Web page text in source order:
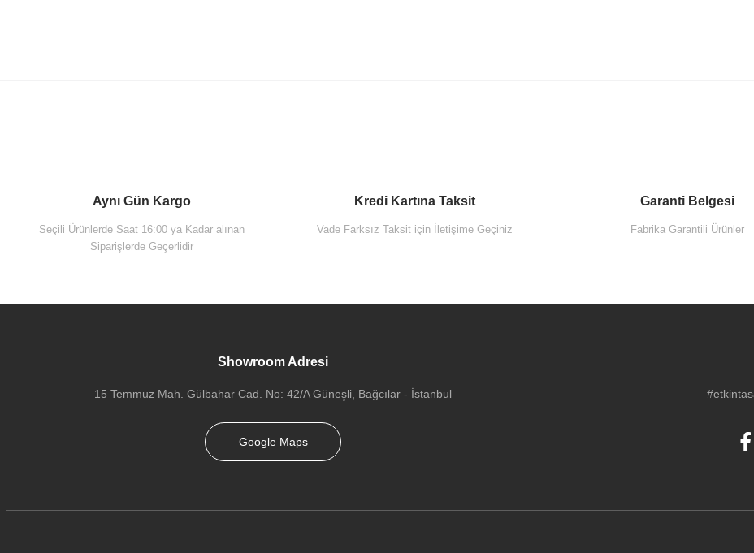
Aynı Gün Kargo
Seçili Ürünlerde Saat 16:00 ya Kadar alınan
Siparişlerde Geçerlidir
Kredi Kartına Taksit
Vade Farksız Taksit için İletişime Geçiniz
Garanti Belgesi
Fabrika Garantili Ürünler
Showroom Adresi
15 Temmuz Mah. Gülbahar Cad. No: 42/A Güneşli, Bağcılar - İstanbul
Google Maps